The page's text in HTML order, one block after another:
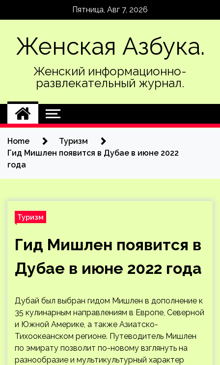
Пятница, Авг 7, 2026
Женская Азбука.
Женский информационно-
развлекательный журнал.
Home
Туризм
Гид Мишлен появится в Дубае в июне 2022
года
Туризм
Гид Мишлен появится в
Дубае в июне 2022 года
Дубай был выбран гидом Мишлен в дополнение к
35 кулинарным направлениям в Европе, Северной
и Южной Америке, а также Азиатско-
Тихоокеанском регионе. Путеводитель Мишлен
по эмирату позволит по-новому взглянуть на
разнообразие и мультикультурный характер